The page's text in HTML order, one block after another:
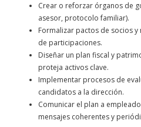
Crear o reforzar órganos de
asesor, protocolo familiar).
Formalizar pactos de socios
de participaciones.
Diseñar un plan fiscal y
proteja activos clave.
Implementar procesos de
candidatos a la dirección.
Comunicar el plan a
mensajes coherentes y